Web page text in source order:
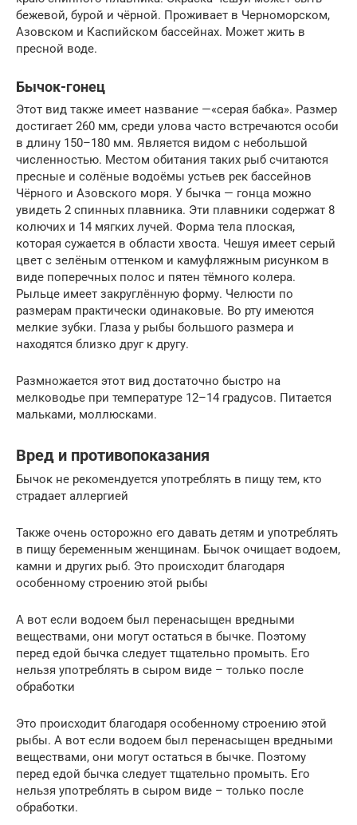
бежевой, бурой и чёрной. Проживает в Черноморском,
Азовском и Каспийском бассейнах. Может жить в
пресной воде.
Бычок-гонец
Этот вид также имеет название —«серая бабка». Размер
достигает 260 мм, среди улова часто встречаются особи
в длину 150–180 мм. Является видом с небольшой
численностью. Местом обитания таких рыб считаются
пресные и солёные водоёмы устьев рек бассейнов
Чёрного и Азовского моря. У бычка — гонца можно
увидеть 2 спинных плавника. Эти плавники содержат 8
колючих и 14 мягких лучей. Форма тела плоская,
которая сужается в области хвоста. Чешуя имеет серый
цвет с зелёным оттенком и камуфляжным рисунком в
виде поперечных полос и пятен тёмного колера.
Рыльце имеет закруглённую форму. Челюсти по
размерам практически одинаковые. Во рту имеются
мелкие зубки. Глаза у рыбы большого размера и
находятся близко друг к другу.
Размножается этот вид достаточно быстро на
мелководье при температуре 12–14 градусов. Питается
мальками, моллюсками.
Вред и противопоказания
Бычок не рекомендуется употреблять в пищу тем, кто
страдает аллергией
Также очень осторожно его давать детям и употреблять
в пищу беременным женщинам. Бычок очищает водоем,
камни и других рыб. Это происходит благодаря
особенному строению этой рыбы
А вот если водоем был перенасыщен вредными
веществами, они могут остаться в бычке. Поэтому
перед едой бычка следует тщательно промыть. Его
нельзя употреблять в сыром виде – только после
обработки
Это происходит благодаря особенному строению этой
рыбы. А вот если водоем был перенасыщен вредными
веществами, они могут остаться в бычке. Поэтому
перед едой бычка следует тщательно промыть. Его
нельзя употреблять в сыром виде – только после
обработки.